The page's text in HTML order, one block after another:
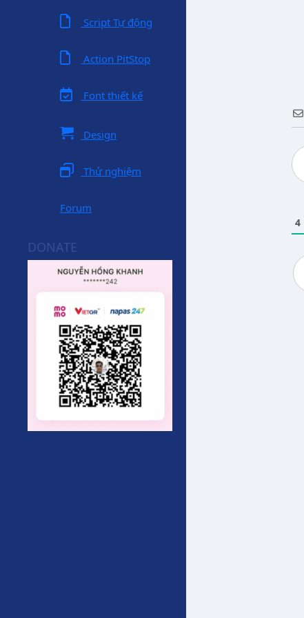
Script Tự động
Action PitStop
Font thiết kế
Design
Thử nghiệm
Forum
DONATE
4